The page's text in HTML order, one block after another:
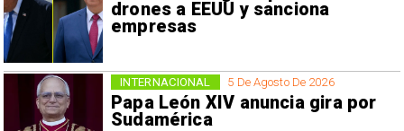
drones a EEUU y sanciona
empresas
5 De Agosto De 2026
Papa León XIV anuncia gira por
Sudamérica
INTERNACIONAL